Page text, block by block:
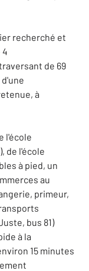
recherché et
4
de 69
à
l'école
de l'école
à pied, un
au
primeur,
bus 81)
à la
15 minutes